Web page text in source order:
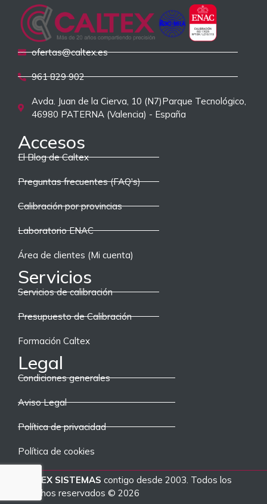
ofertas@caltex.es
961 829 902
Avda. Juan de la Cierva, 10 (N7)Parque Tecnológico,
46980 PATERNA (Valencia) - España
Accesos
El Blog de Caltex
Preguntas frecuentes (FAQ's)
Calibración por provincias
Laboratorio ENAC
Área de clientes (Mi cuenta)
Servicios
Servicios de calibración
Presupuesto de Calibración
Formación Caltex
Legal
Condiciones generales
Aviso Legal
Política de privacidad
Política de cookies
CALTEX SISTEMAS contigo desde 2003. Todos los
derechos reservados © 2026